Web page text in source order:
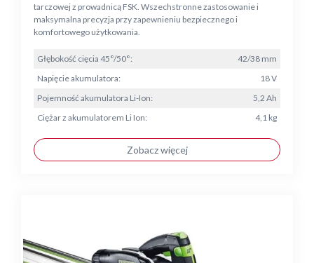
tarczowej z prowadnicą FSK. Wszechstronne zastosowanie i
maksymalna precyzja przy zapewnieniu bezpiecznego i
komfortowego użytkowania.
Głębokość cięcia 45°/50°:
42/38 mm
Napięcie akumulatora:
18 V
Pojemność akumulatora Li-Ion:
5,2 Ah
Ciężar z akumulatorem Li Ion:
4,1 kg
Zobacz więcej